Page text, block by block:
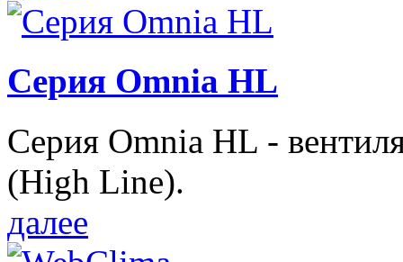
Серия Omnia HL
Серия Omnia HL -
(High Line).
далее